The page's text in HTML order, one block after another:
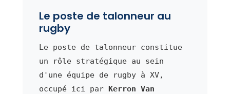
Le poste de talonneur au
rugby
Le poste de talonneur constitue
un rôle stratégique au sein
d'une équipe de rugby à XV,
occupé ici par Kerron Van